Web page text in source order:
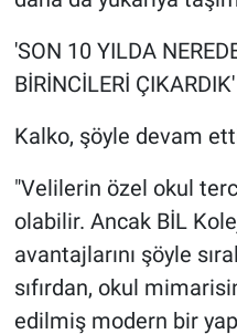
'SON 10 YILDA
BİRİNCİLERİ ÇIKARDIK'
Kalko, şöyle devam
"Velilerin özel okul
olabilir. Ancak BİL
avantajlarını şöyle
sıfırdan, okul
edilmiş modern bir